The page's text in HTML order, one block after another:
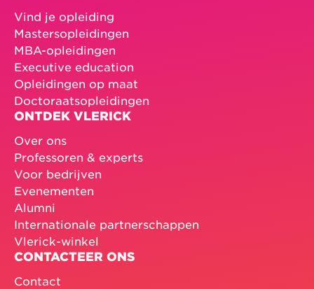
Vind je opleiding
Mastersopleidingen
MBA-opleidingen
Executive education
Opleidingen op maat
Doctoraatsopleidingen
ONTDEK VLERICK
Over ons
Professoren & experts
Voor bedrijven
Evenementen
Alumni
Internationale partnerschappen
Vlerick-winkel
CONTACTEER ONS
Contact